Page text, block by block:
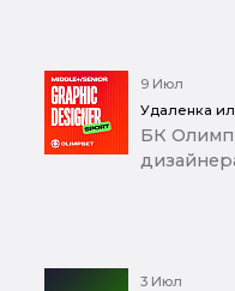
9 Июл
Удаленка
БК Олимп
3 Июл